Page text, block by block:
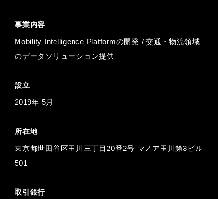
事業内容
Mobility Intelligence Platformの開発 / 交通・物流領域
のデータソリューション提供
設立
2019年 5月
所在地
東京都世田谷区玉川三丁目20番2号 マノア玉川第3ビル
501
取引銀行